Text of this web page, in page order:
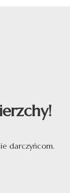
darczyńcom.